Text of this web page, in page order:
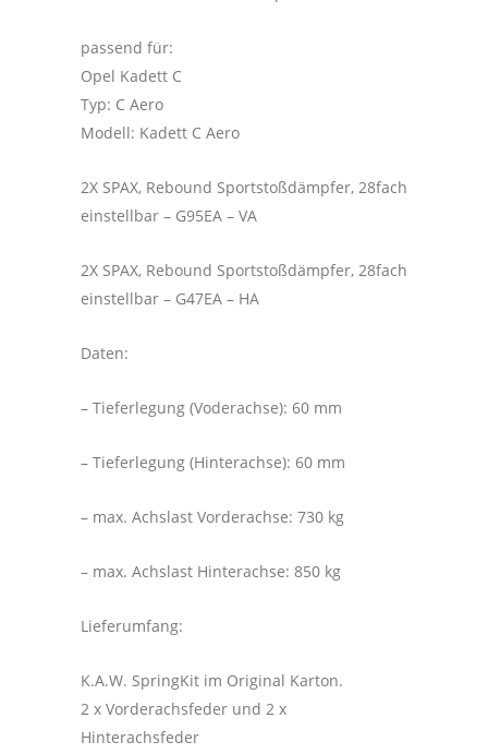
passend für:
Opel Kadett C
Typ: C Aero
Modell: Kadett C Aero
2X SPAX, Rebound Sportstoßdämpfer, 28fach
einstellbar – G95EA – VA
2X SPAX, Rebound Sportstoßdämpfer, 28fach
einstellbar – G47EA – HA
Daten:
– Tieferlegung (Voderachse): 60 mm
– Tieferlegung (Hinterachse): 60 mm
– max. Achslast Vorderachse: 730 kg
– max. Achslast Hinterachse: 850 kg
Lieferumfang:
K.A.W. SpringKit im Original Karton.
2 x Vorderachsfeder und 2 x
Hinterachsfeder